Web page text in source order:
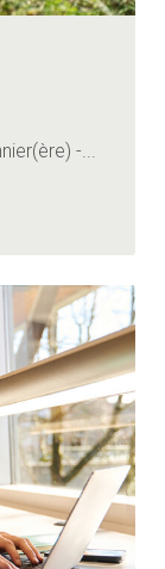
-...